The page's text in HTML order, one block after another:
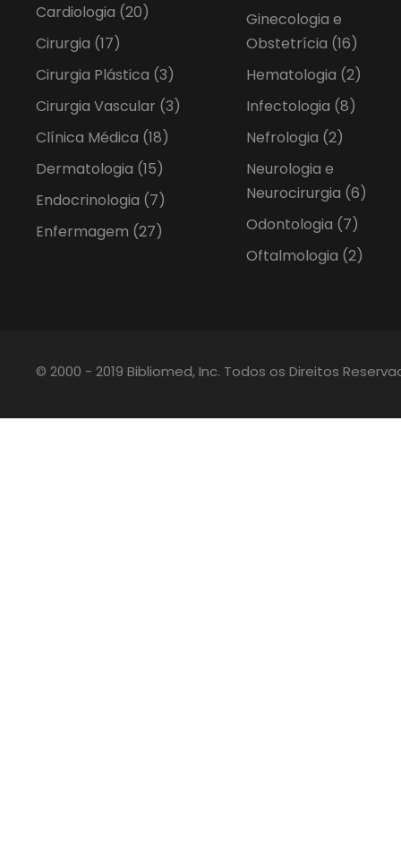
Cardiologia (20)
Cirurgia (17)
Cirurgia Plástica (3)
Cirurgia Vascular (3)
Clínica Médica (18)
Dermatologia (15)
Endocrinologia (7)
Enfermagem (27)
Ginecologia e
Obstetrícia (16)
Hematologia (2)
Infectologia (8)
Nefrologia (2)
Neurologia e
Neurocirurgia (6)
Odontologia (7)
Oftalmologia (2)
© 2000 - 2019 Bibliomed, Inc. Todos os Direitos